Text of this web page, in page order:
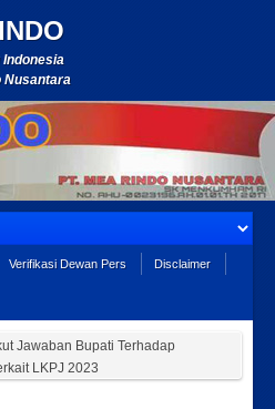
Indonesia
Nusantara
Verifikasi Dewan Pers Disclaimer
Jawaban Bupati Terhadap
LKPJ 2023